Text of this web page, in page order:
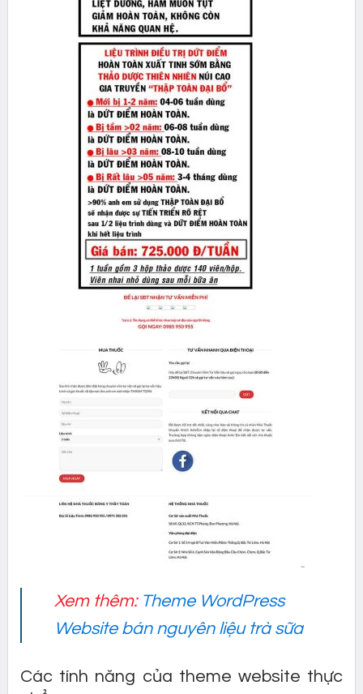
Xem thêm: Theme WordPress
Website bán nguyên liệu trà sữa
Các tính năng của theme website thực